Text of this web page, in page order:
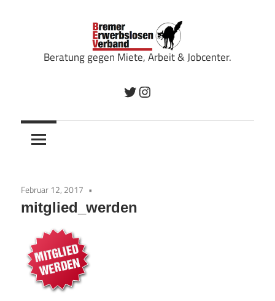
Bremer
Erwerbslosenverband
Beratung gegen Miete, Arbeit & Jobcenter.
TwitterInstagram
Februar 12, 2017
mitglied_werden